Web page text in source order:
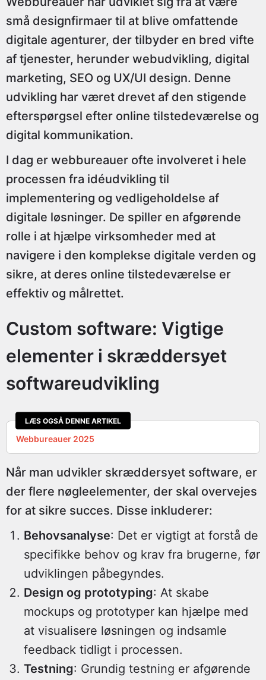
små designfirmaer til at blive omfattende
digitale agenturer, der tilbyder en bred vifte
af tjenester, herunder webudvikling, digital
marketing, SEO og UX/UI design. Denne
udvikling har været drevet af den stigende
efterspørgsel efter online tilstedeværelse og
digital kommunikation.
I dag er webbureauer ofte involveret i hele
processen fra idéudvikling til
implementering og vedligeholdelse af
digitale løsninger. De spiller en afgørende
rolle i at hjælpe virksomheder med at
navigere i den komplekse digitale verden og
sikre, at deres online tilstedeværelse er
effektiv og målrettet.
Custom software: Vigtige
elementer i skræddersyet
softwareudvikling
LÆS OGSÅ DENNE ARTIKEL
Webbureauer 2025
Når man udvikler skræddersyet software, er
der flere nøgleelementer, der skal overvejes
for at sikre succes. Disse inkluderer:
Behovsanalyse: Det er vigtigt at forstå de
specifikke behov og krav fra brugerne, før
udviklingen påbegyndes.
Design og prototyping: At skabe
mockups og prototyper kan hjælpe med
at visualisere løsningen og indsamle
feedback tidligt i processen.
Testning: Grundig testning er afgørende